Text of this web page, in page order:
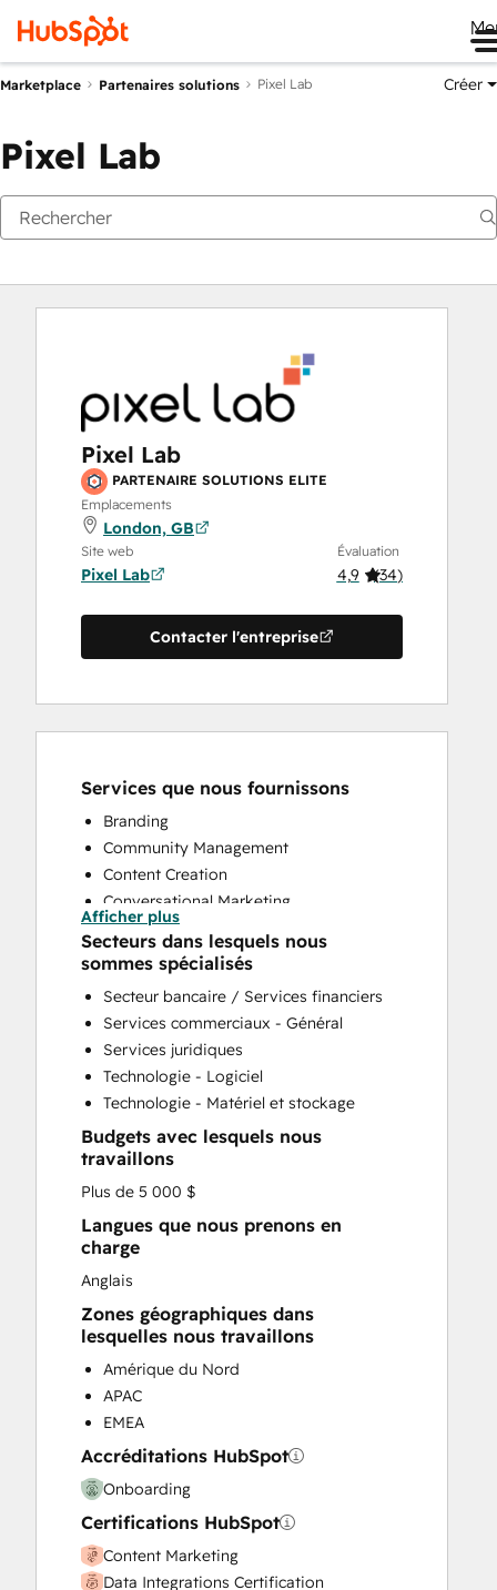
Marketplace Partenaires solutions Pixel Lab Créer
Pixel Lab
Pixel Lab
PARTENAIRE SOLUTIONS ELITE
Emplacements
London, GB
Site web
Pixel Lab
Évaluation
4,9 (34)
Contacter l'entreprise
Services que nous fournissons
Branding
Community Management
Content Creation
Conversational Marketing
CRM Implementation
CRM Migration
Custom API Integrations
Customer Marketing
Customer Success Training
Customer Support Training
Customer Survey and Analysis
Email Marketing
Full Inbound Marketing Services
Help Desk Implementation
Knowledge Base Development
Paid Advertising
Programmable Automation
Public Relations
Sales Coaching and Training
Sales Enablement
Search Engine Optimization
Social Media
Video Production
Website Design
Website Development
Website Migration
Afficher plus
Secteurs dans lesquels nous
sommes spécialisés
Secteur bancaire / Services financiers
Services commerciaux - Général
Services juridiques
Technologie - Logiciel
Technologie - Matériel et stockage
Budgets avec lesquels nous
travaillons
Plus de 5 000 $
Langues que nous prenons en
charge
Anglais
Zones géographiques dans
lesquelles nous travaillons
Amérique du Nord
APAC
EMEA
Accréditations HubSpot
Onboarding
Certifications HubSpot
Content Marketing
Data Integrations Certification